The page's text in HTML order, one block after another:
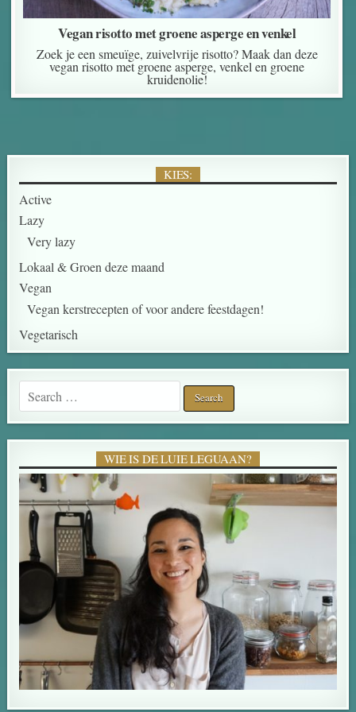
Vegan risotto met groene asperge en venkel
Zoek je een smeuïge, zuivelvrije risotto? Maak dan deze
vegan risotto met groene asperge, venkel en groene
kruidenolie!
KIES:
Active
Lazy
Very lazy
Lokaal & Groen deze maand
Vegan
Vegan kerstrecepten of voor andere feestdagen!
Vegetarisch
Search for:
WIE IS DE LUIE LEGUAAN?